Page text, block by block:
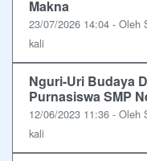
Makna
23/07/2026 14:04 - Oleh
kali
Nguri-Uri Budaya
Purnasiswa SMP
12/06/2023 11:36 - Oleh
kali